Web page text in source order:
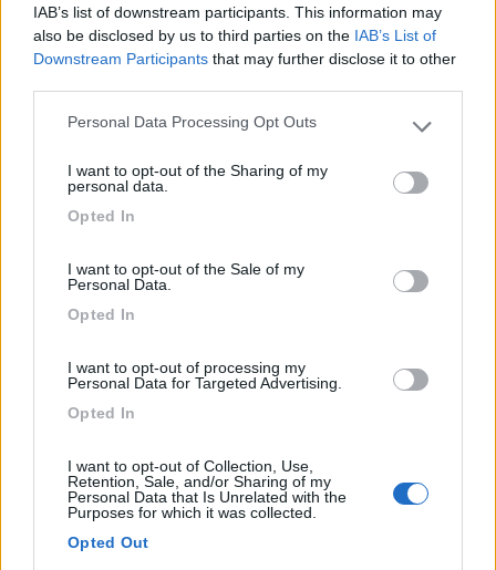
IAB’s list of downstream participants. This information may
also be disclosed by us to third parties on the IAB’s List of
Downstream Participants that may further disclose it to other
Please note that this website/app uses one or more Google
not limited to your visit or usage behaviour. You may click to
grant or deny consent to Google and its third-party tags to
use your data for below specified purposes in below Google
Personal Data Processing Opt Outs
I want to opt-out of the Sharing of my
personal data.
Opted In
I want to opt-out of the Sale of my
Personal Data.
Opted In
I want to opt-out of processing my
Personal Data for Targeted Advertising.
Opted In
I want to opt-out of Collection, Use,
Retention, Sale, and/or Sharing of my
Personal Data that Is Unrelated with the
Purposes for which it was collected.
Opted Out
reso vano o 2 gg di sosta che abbiamo fatto.
Caratteristiche Posizione Servizi
16/04/2022 9:07
Area di sosta ben gestita e pulita: 20€/die. Bagni e
docce puliti. Fronte lago, con pista ciclabile si
Posizione Prezzo
Antonio561 13/02/2022 4:46
camper e 2 adulti. Acqua calda, bagni puliti, carico
e scarico ok.
Prezzo Pulizia